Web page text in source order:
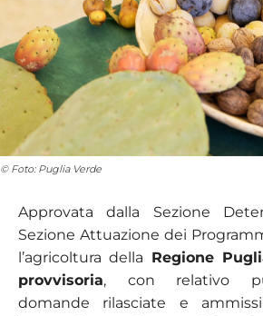
© Foto: Puglia Verde
Approvata dalla Sezione
Sezione Attuazione dei
l’agricoltura della Regione
provvisoria, con relativo
domande rilasciate e